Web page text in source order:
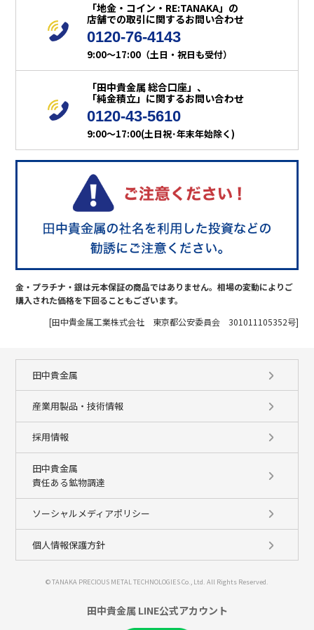
「地金・コイン・RE:TANAKA」の
店舗での取引に関するお問い合わせ
0120-76-4143
9:00～17:00（土日・祝日も受付）
「田中貴金属 総合口座」、
「純金積立」に関するお問い合わせ
0120-43-5610
9:00～17:00(土日祝･年末年始除く)
金・プラチナ・銀は元本保証の商品ではありません。相場の変動によりご
購入された価格を下回ることもございます。
[田中貴金属工業株式会社 東京都公安委員会 301011105352号]
田中貴金属
産業用製品・技術情報
採用情報
田中貴金属
責任ある鉱物調達
ソーシャルメディアポリシー
個人情報保護方針
© TANAKA PRECIOUS METAL TECHNOLOGIES Co., Ltd. All Rights Reserved.
田中貴金属 LINE公式アカウント